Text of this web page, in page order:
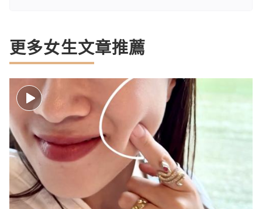
更多女生文章推薦